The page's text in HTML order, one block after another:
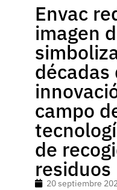
Envac
imagen
décadas
campo
de
residuos
20 septiembre